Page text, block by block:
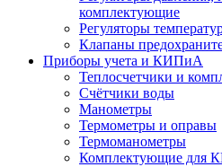
комплектующие
Регуляторы
Клапаны
Приборы учета и КИПиА
Теплосчетчики и
Счётчики воды
Манометры
Термометры и оправы
Термоманометры
Комплектующие для